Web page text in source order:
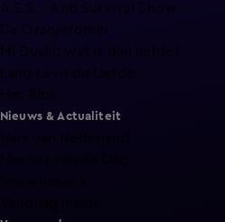
A.S.S. - Anti Survival Show
De Oranjezomer
Mi Dushi: wat is dan liefde?
Lang Leve de Liefde
Nieuws & Actualiteit